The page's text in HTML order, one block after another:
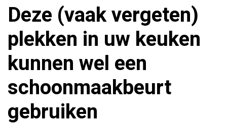
Deze (vaak vergeten)
plekken in uw keuken
kunnen wel een
schoonmaakbeurt
gebruiken